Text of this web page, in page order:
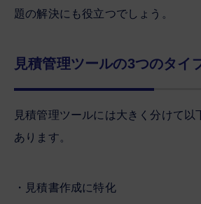
題の解決にも役立つでしょう。
見積管理ツールの3つのタイ
見積管理ツールには大きく分けて以
あります。
・見積書作成に特化